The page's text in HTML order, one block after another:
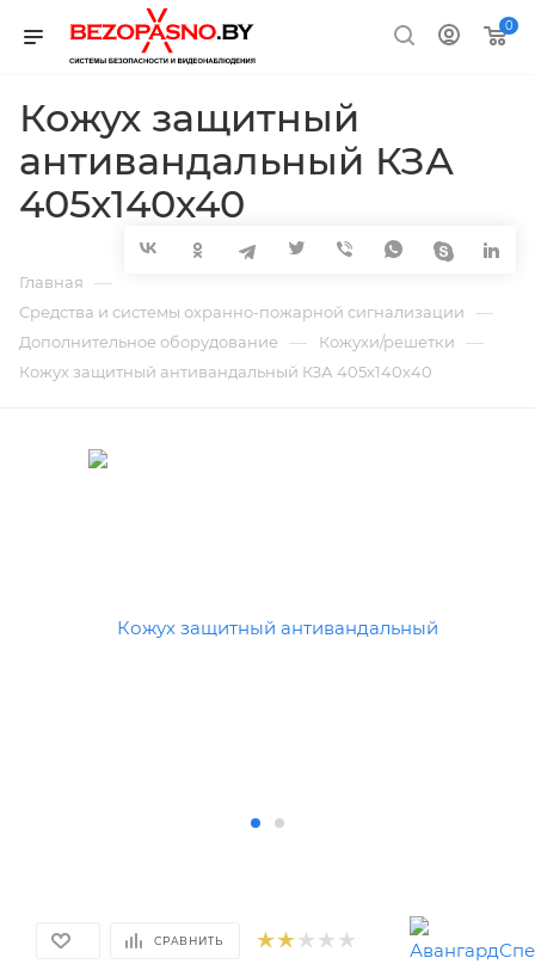
0
Кожух защитный
антивандальный КЗА
405х140х40
Главная —
Средства и системы охранно-пожарной сигнализации —
Дополнительное оборудование — Кожухи/решетки —
Кожух защитный антивандальный КЗА 405х140х40
СРАВНИТЬ